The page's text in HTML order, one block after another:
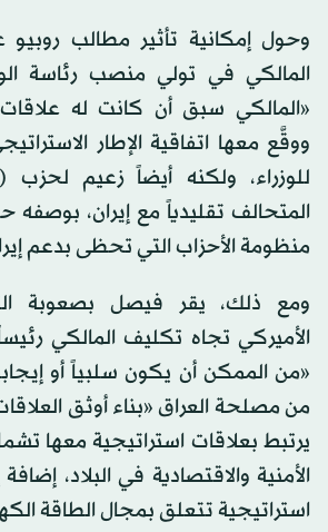
وحول إمكانية تأثير مطالب
المالكي في تولي منصب رئاسة
«المالكي سبق أن كانت له
ووقَّع معها اتفاقية الإطار
للوزراء، ولكنه أيضاً زعيم لحزب
المتحالف تقليدياً مع إيران، بوصفه
منظومة الأحزاب التي تحظى بدعم
ومع ذلك، يقر فيصل بصعوبة
الأميركي تجاه تكليف المالكي رئيساً
«من الممكن أن يكون سلبياً أو
من مصلحة العراق «بناء أوثق
يرتبط بعلاقات استراتيجية معها
الأمنية والاقتصادية في البلاد،
استراتيجية تتعلق بمجال الطاقة